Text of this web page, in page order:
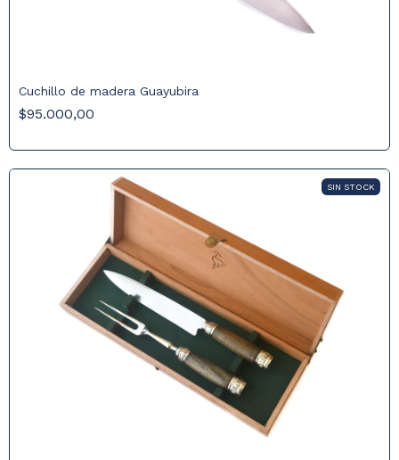
Cuchillo de madera Guayubira
$95.000,00
SIN STOCK